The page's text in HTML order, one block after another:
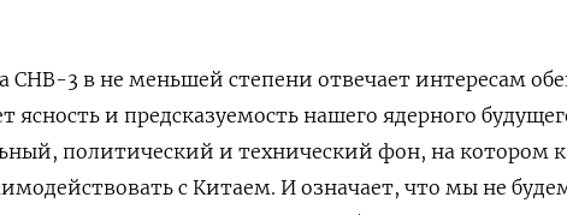
СНВ-3 в не меньшей степени отвечает интересам
ясность и предсказуемость нашего ядерного
политический и технический фон, на котором
с Китаем. И означает, что мы не